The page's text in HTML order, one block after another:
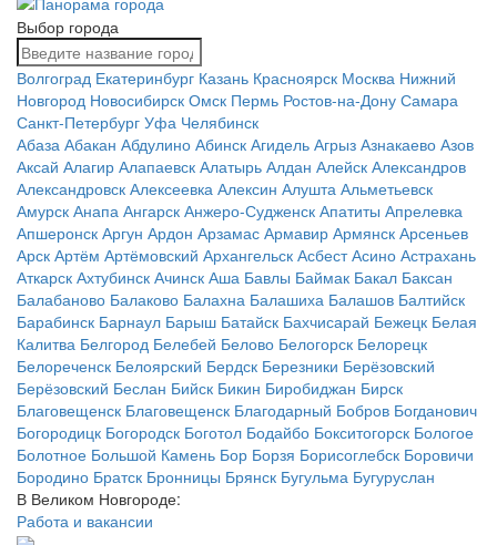
Выбор города
Волгоград Екатеринбург Казань Красноярск Москва Нижний
Новгород Новосибирск Омск Пермь Ростов-на-Дону Самара
Санкт-Петербург Уфа Челябинск
Абаза Абакан Абдулино Абинск Агидель Агрыз Азнакаево Азов
Аксай Алагир Алапаевск Алатырь Алдан Алейск Александров
Александровск Алексеевка Алексин Алушта Альметьевск
Амурск Анапа Ангарск Анжеро-Судженск Апатиты Апрелевка
Апшеронск Аргун Ардон Арзамас Армавир Армянск Арсеньев
Арск Артём Артёмовский Архангельск Асбест Асино Астрахань
Аткарск Ахтубинск Ачинск Аша Бавлы Баймак Бакал Баксан
Балабаново Балаково Балахна Балашиха Балашов Балтийск
Барабинск Барнаул Барыш Батайск Бахчисарай Бежецк Белая
Калитва Белгород Белебей Белово Белогорск Белорецк
Белореченск Белоярский Бердск Березники Берёзовский
Берёзовский Беслан Бийск Бикин Биробиджан Бирск
Благовещенск Благовещенск Благодарный Бобров Богданович
Богородицк Богородск Боготол Бодайбо Бокситогорск Бологое
Болотное Большой Камень Бор Борзя Борисоглебск Боровичи
Бородино Братск Бронницы Брянск Бугульма Бугуруслан
В Великом Новгороде:
Работа и вакансии